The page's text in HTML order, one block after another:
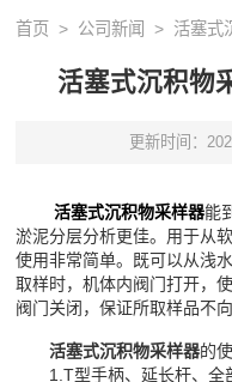
首页 > 公司新闻 > 活塞式
活塞式沉积物
更新时间：
活塞式沉积物采样器能
淤泥分层分析更佳。用于从
使用非常简单。既可以从浅
取样时，机体内阀门打开，
阀门关闭，保证所取样品不向
活塞式沉积物采样器的
1.T型手柄、延长杆、全